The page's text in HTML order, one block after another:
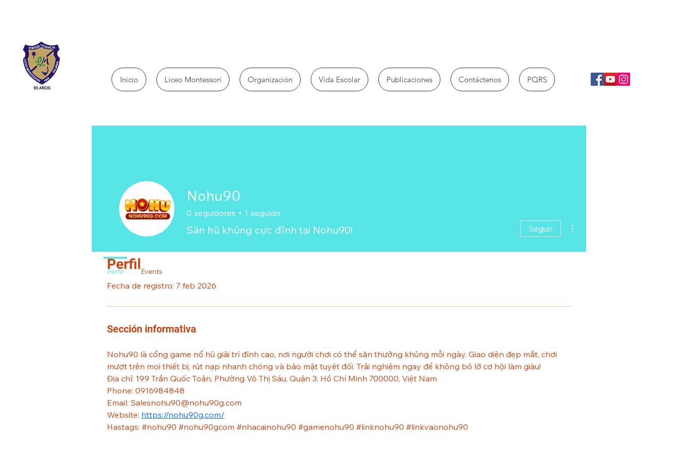
Inicio Liceo Montessori Organización Vida Escolar Publicaciones Contáctenos PQRS
Perfil
Fecha de registro: 7 feb 2026
Sección informativa
Nohu90 là cổng game nổ hũ giải trí đỉnh cao, nơi người chơi có thể săn thưởng khủng mỗi ngày. Giao diện đẹp mắt, chơi
mượt trên mọi thiết bị, rút nạp nhanh chóng và bảo mật tuyệt đối. Trải nghiệm ngay để không bỏ lỡ cơ hội làm giàu!
Địa chỉ: 199 Trần Quốc Toản, Phường Võ Thị Sáu, Quận 3, Hồ Chí Minh 700000, Việt Nam
Phone: 0916984848
Email: Salesnohu90@nohu90g.com
Website: https://nohu90g.com/
Hastags: #nohu90 #nohu90gcom #nhacainohu90 #gamenohu90 #linknohu90 #linkvaonohu90
Nohu90
0 seguidores 1 seguido
Săn hũ khủng cực đỉnh tại Nohu90! Seguir
Perfil Events